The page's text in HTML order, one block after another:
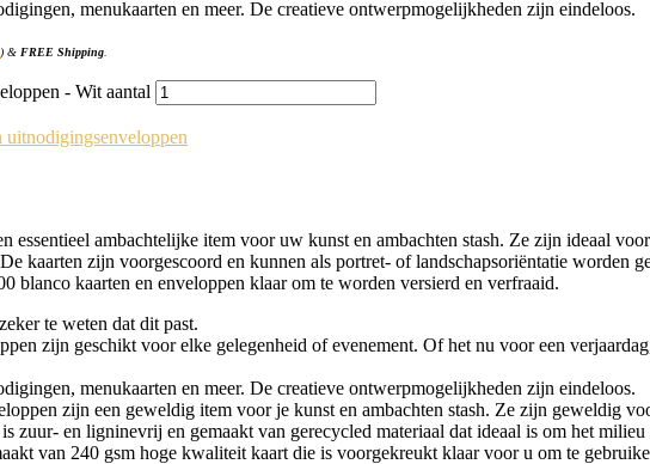
menukaarten en meer. De creatieve ontwerpmogelijkheden zijn eindeloos.
) & FREE Shipping
- Wit aantal
uitnodigingsenveloppen
essentieel ambachtelijke item voor uw kunst en ambachten stash. Ze zijn ideaal
kaarten zijn voorgescoord en kunnen als portret- of landschapsoriëntatie worden
blanco kaarten en enveloppen klaar om te worden versierd en verfraaid.
te weten dat dit past.
zijn geschikt voor elke gelegenheid of evenement. Of het nu voor een
menukaarten en meer. De creatieve ontwerpmogelijkheden zijn eindeloos.
zijn een geweldig item voor je kunst en ambachten stash. Ze zijn geweldig
en ligninevrij en gemaakt van gerecycled materiaal dat ideaal is om het milieu
van 240 gsm hoge kwaliteit kaart die is voorgekreukt klaar voor u om te